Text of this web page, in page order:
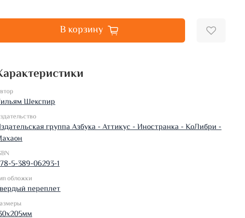
В корзину
Шекспир
группа Азбука - Аттикус - Иностранка - КоЛибри -
5-389-06293-1
обложки
переплет